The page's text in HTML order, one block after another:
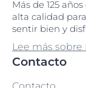
Más de 125
alta calidad
sentir bien y
Lee más sobre
Contacto